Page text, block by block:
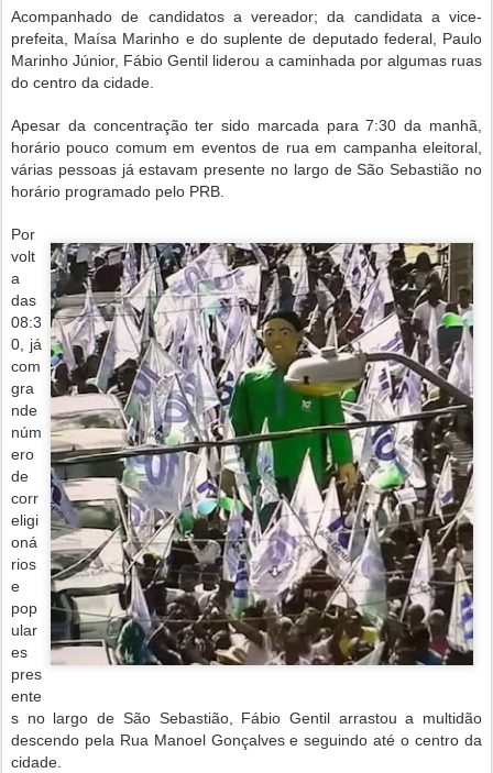
Acompanhado de candidatos a vereador; da candidata a vice-
prefeita, Maísa Marinho e do suplente de deputado federal, Paulo
Marinho Júnior, Fábio Gentil liderou a caminhada por algumas ruas
do centro da cidade.
Apesar da concentração ter sido marcada para 7:30 da manhã,
horário pouco comum em eventos de rua em campanha eleitoral,
várias pessoas já estavam presente no largo de São Sebastião no
horário programado pelo PRB.
Por
volt
a
das
08:3
0, já
com
gra
nde
núm
ero
de
corr
eligi
oná
rios
e
pop
ular
es
pres
ente
s no largo de São Sebastião, Fábio Gentil arrastou a multidão
descendo pela Rua Manoel Gonçalves e seguindo até o centro da
cidade.